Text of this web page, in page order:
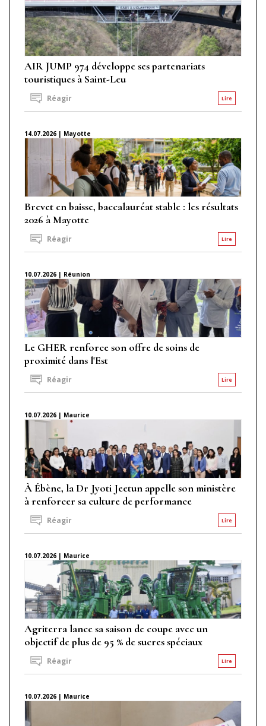
AIR JUMP 974 développe ses partenariats
touristiques à Saint-Leu
Lire
Réagir
14.07.2026 | Mayotte
Brevet en baisse, baccalauréat stable : les résultats
2026 à Mayotte
Lire
Réagir
10.07.2026 | Réunion
Le GHER renforce son offre de soins de
proximité dans l'Est
Lire
Réagir
10.07.2026 | Maurice
À Ébène, la Dr Jyoti Jeetun appelle son ministère
à renforcer sa culture de performance
Lire
Réagir
10.07.2026 | Maurice
Agriterra lance sa saison de coupe avec un
objectif de plus de 95 % de sucres spéciaux
Lire
Réagir
10.07.2026 | Maurice